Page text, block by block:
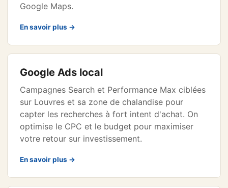
Google Maps.
En savoir plus →
Google Ads local
Campagnes Search et Performance Max ciblées
sur Louvres et sa zone de chalandise pour
capter les recherches à fort intent d'achat. On
optimise le CPC et le budget pour maximiser
votre retour sur investissement.
En savoir plus →